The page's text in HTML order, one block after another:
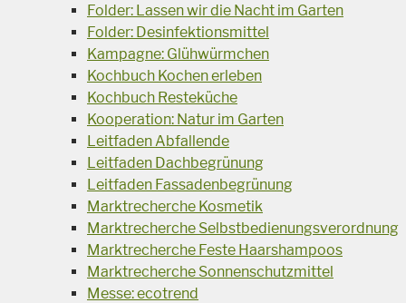
Folder: Lassen wir die Nacht im Garten
Folder: Desinfektionsmittel
Kampagne: Glühwürmchen
Kochbuch Kochen erleben
Kochbuch Resteküche
Kooperation: Natur im Garten
Leitfaden Abfallende
Leitfaden Dachbegrünung
Leitfaden Fassadenbegrünung
Marktrecherche Kosmetik
Marktrecherche Selbstbedienungsverordnung
Marktrecherche Feste Haarshampoos
Marktrecherche Sonnenschutzmittel
Messe: ecotrend